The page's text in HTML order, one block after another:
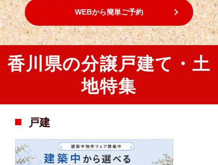
WEBから簡単ご予約
香川県の分譲戸建て・土
地特集
戸建